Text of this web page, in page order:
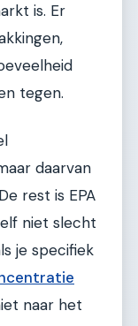
is. Er
tegen.
daarvan
rest is EPA
niet slecht
je specifiek
naar het